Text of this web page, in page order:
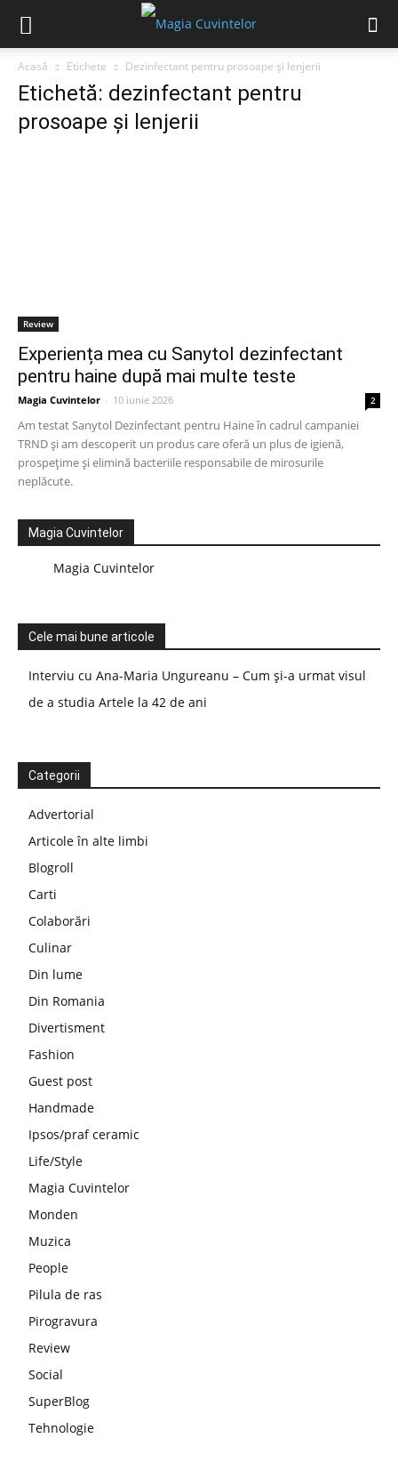
Acasă Etichete Dezinfectant pentru prosoape și lenjerii
Etichetă: dezinfectant pentru
prosoape și lenjerii
Review
Experiența mea cu Sanytol dezinfectant
pentru haine după mai multe teste
Magia Cuvintelor - 10 iunie 2026 2
Am testat Sanytol Dezinfectant pentru Haine în cadrul campaniei
TRND și am descoperit un produs care oferă un plus de igienă,
prospețime și elimină bacteriile responsabile de mirosurile
neplăcute.
Magia Cuvintelor
Magia Cuvintelor
Cele mai bune articole
Interviu cu Ana-Maria Ungureanu – Cum și-a urmat visul
de a studia Artele la 42 de ani
Categorii
Advertorial
Articole în alte limbi
Blogroll
Carti
Colaborări
Culinar
Din lume
Din Romania
Divertisment
Fashion
Guest post
Handmade
Ipsos/praf ceramic
Life/Style
Magia Cuvintelor
Monden
Muzica
People
Pilula de ras
Pirogravura
Review
Social
SuperBlog
Tehnologie